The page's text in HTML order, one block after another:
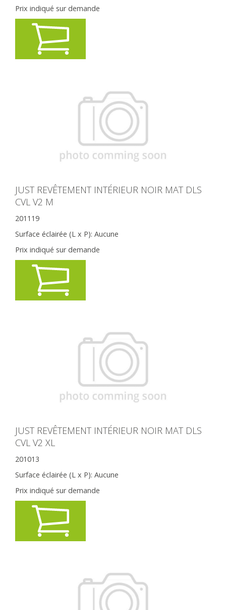
Prix indiqué sur demande
JUST REVÊTEMENT INTÉRIEUR NOIR MAT DLS
CVL V2 M
201119
Surface éclairée (L x P): Aucune
Prix indiqué sur demande
JUST REVÊTEMENT INTÉRIEUR NOIR MAT DLS
CVL V2 XL
201013
Surface éclairée (L x P): Aucune
Prix indiqué sur demande